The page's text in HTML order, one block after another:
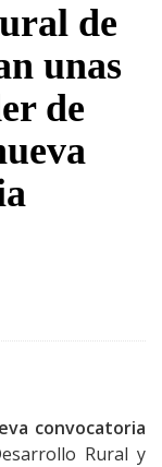
de
unas
de
convocatoria
Rural y